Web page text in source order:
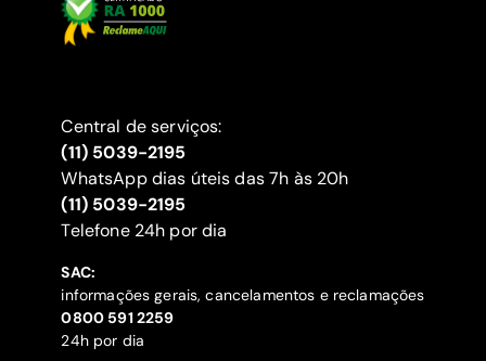
Central de serviços:
(11) 5039-2195
WhatsApp dias úteis das 7h às 20h
(11) 5039-2195
‍Telefone 24h por dia
SAC:
informações gerais, cancelamentos e reclamações
‍0800 591 2259
24h por dia